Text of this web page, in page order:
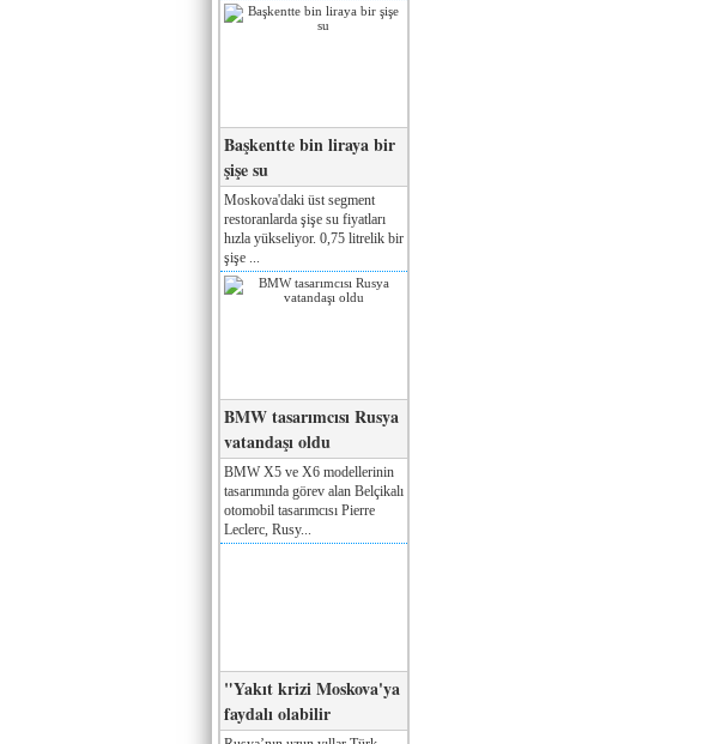
Başkentte bin liraya bir
şişe su
Moskova'daki üst segment
restoranlarda şişe su fiyatları
hızla yükseliyor. 0,75 litrelik bir
şişe ...
BMW tasarımcısı Rusya
vatandaşı oldu
BMW X5 ve X6 modellerinin
tasarımında görev alan Belçikalı
otomobil tasarımcısı Pierre
Leclerc, Rusy...
"Yakıt krizi Moskova'ya
faydalı olabilir